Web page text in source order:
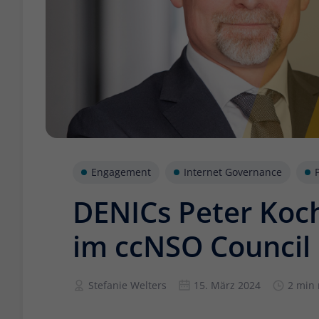
Engagement Internet Governance
DENICs Peter
im ccNSO
Stefanie Welters 15. März 2024 2 min